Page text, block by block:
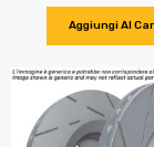
Aggiungi Al